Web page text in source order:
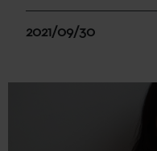
2021/09/30